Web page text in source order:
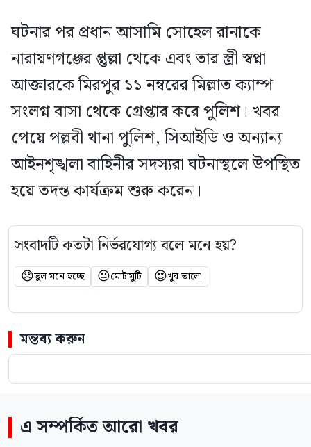
ঘটনার পর প্রধান আসামি সোহেল রানাকে
নারায়ণগঞ্জের প্তুল্লা থেকে এবং তার স্ত্রী স্বপ্না
আক্তারকে মিরপুর ১১ নম্বরের মিল্লাত ক্যাম্প
সংলগ্ন বাসা থেকে গ্রেপ্তার করে পুলিশ। খবর
পেয়ে পল্লবী থানা পুলিশ, সিআইডি ও অন্যান্য
আইনশৃঙ্খলা বাহিনীর সদস্যরা ঘটনাস্থলে উপস্থিত
হয়ে তদন্ত কার্যক্রম শুরু করেন।
সংবাদটি কতটা নির্ভরযোগ্য বলে মনে হয়?
😞ভুল মনে হচ্ছে 😐মোটামুটি 😍খুব ভালো
মন্তব্য করুন
এ সম্পর্কিত আরো খবর